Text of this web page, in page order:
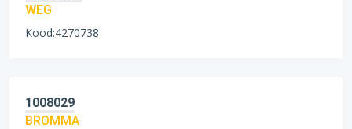
WEG
Kood:4270738
1008029
BROMMA